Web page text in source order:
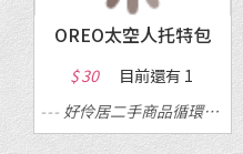
OREO太空人托特包
$ 30 目前還有 1
---好伶居二手商品循環店 ---